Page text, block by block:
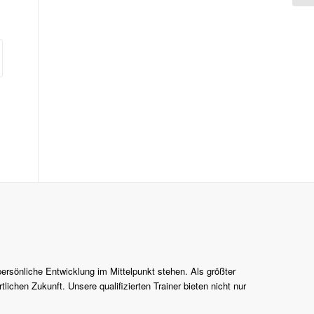
Entwicklung im Mittelpunkt stehen. Als größter
Zukunft. Unsere qualifizierten Trainer bieten nicht nur